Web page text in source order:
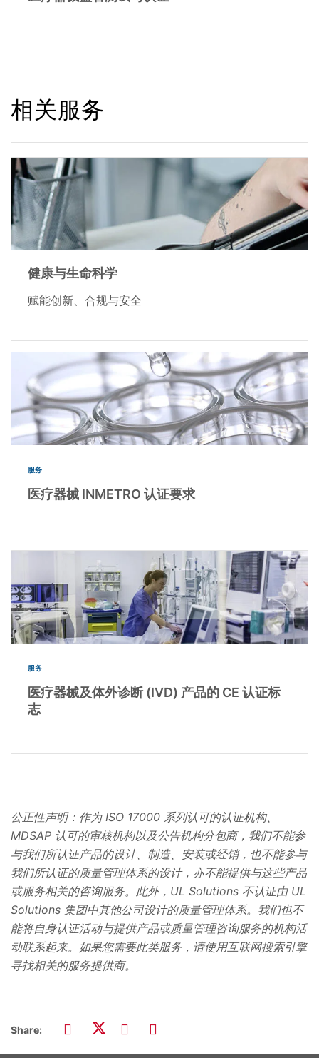
相关服务
健康与生命科学
赋能创新、合规与安全
服务
医疗器械 INMETRO 认证要求
服务
医疗器械及体外诊断 (IVD) 产品的 CE 认证标
志
公正性声明：作为 ISO 17000 系列认可的认证机构、
MDSAP 认可的审核机构以及公告机构分包商，我们不能参
与我们所认证产品的设计、制造、安装或经销，也不能参与
我们所认证的质量管理体系的设计，亦不能提供与这些产品
或服务相关的咨询服务。此外，UL Solutions 不认证由 UL
Solutions 集团中其他公司设计的质量管理体系。我们也不
能将自身认证活动与提供产品或质量管理咨询服务的机构活
动联系起来。如果您需要此类服务，请使用互联网搜索引擎
寻找相关的服务提供商。
Share: